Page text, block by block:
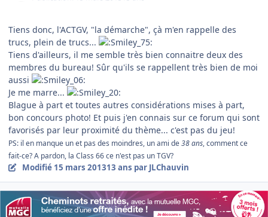
Tiens donc, l'ACTGV, "la démarche", çà m'en rappelle des
trucs, plein de trucs...
Tiens d'ailleurs, il me semble très bien connaitre deux des
membres du bureau! Sûr qu'ils se rappellent très bien de moi
aussi
Je me marre...
Blague à part et toutes autres considérations mises à part,
bon concours photo! Et puis j'en connais sur ce forum qui sont
favorisés par leur proximité du thème... c'est pas du jeu!
PS: il en manque un et pas des moindres, un ami de38 ans, comment ce
fait-ce? A pardon, la Class 66 ce n'est pas un TGV?
Modifié 15 mars 201313 ans par JLChauvin